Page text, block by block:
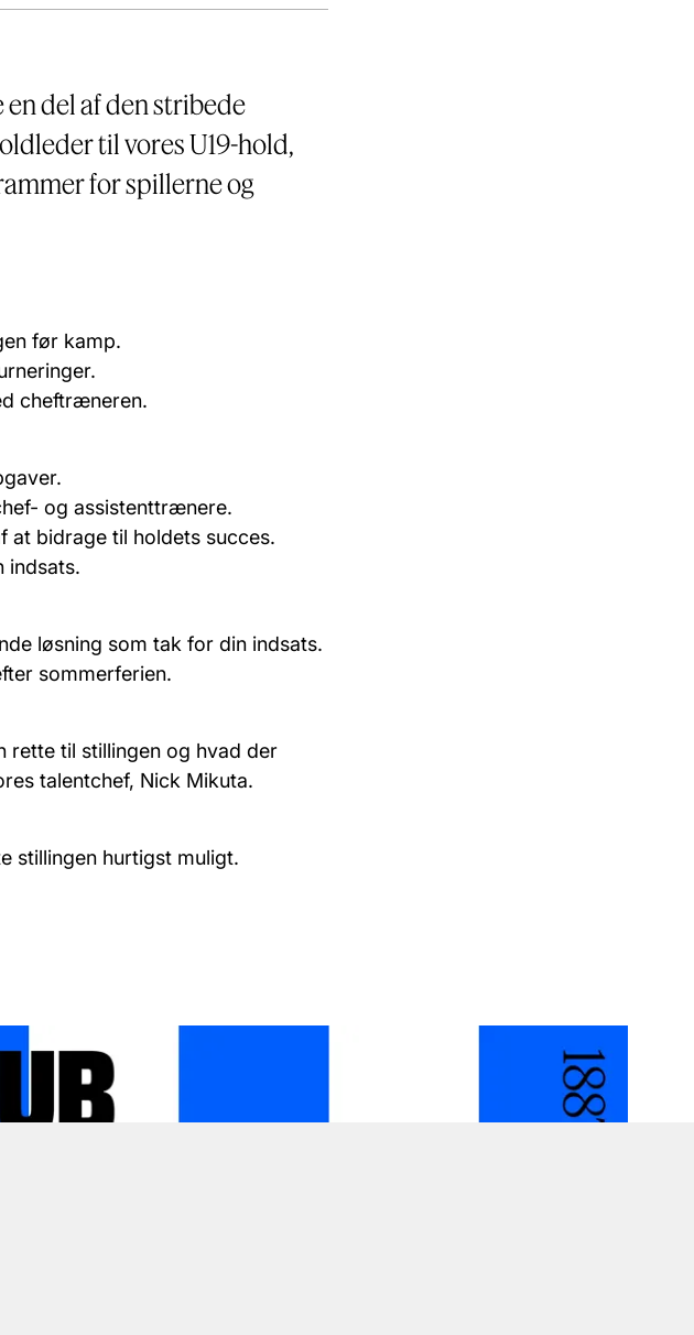
del af den stribede
til vores U19-hold,
for spillerne og
før kamp.
cheftræneren.
og assistenttrænere.
bidrage til holdets succes.
indsats.
løsning som tak for din indsats.
sommerferien.
rette til stillingen og hvad der
talentchef, Nick Mikuta.
stillingen hurtigst muligt.